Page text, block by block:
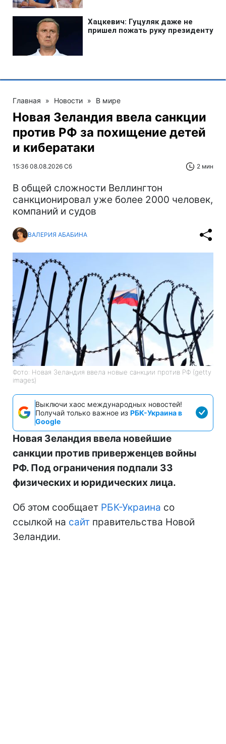
Главная » Новости » В мире
Новая Зеландия ввела санкции
против РФ за похищение детей
и кибератаки
15:36 08.08.2026 Сб 2 мин
В общей сложности Веллингтон
санкционировал уже более 2000 человек,
компаний и судов
ВАЛЕРИЯ АБАБИНА
Фото: Новая Зеландия ввела новые санкции против РФ (getty
images)
Выключи хаос международных новостей!
Получай только важное из РБК-Украина в
Google
Новая Зеландия ввела новейшие
санкции против приверженцев войны
РФ. Под ограничения подпали 33
физических и юридических лица.
Об этом сообщает РБК-Украина со
ссылкой на сайт правительства Новой
Зеландии.